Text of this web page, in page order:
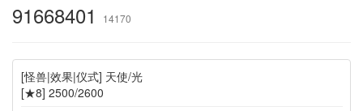
91668401
14170
[怪兽|效果|仪式] 天使/光
[★8] 2500/2600